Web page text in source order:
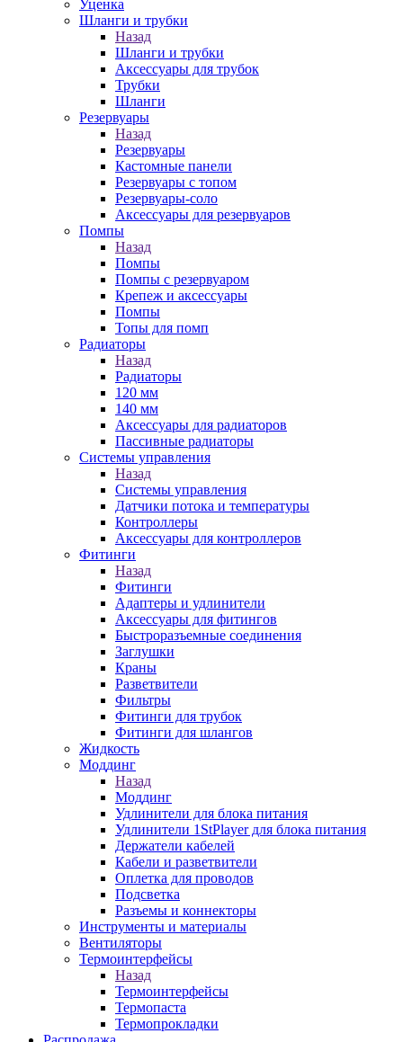
Уценка
Шланги и трубки
Назад
Шланги и трубки
Аксессуары для трубок
Трубки
Шланги
Резервуары
Назад
Резервуары
Кастомные панели
Резервуары с топом
Резервуары-соло
Аксессуары для резервуаров
Помпы
Назад
Помпы
Помпы с резервуаром
Крепеж и аксессуары
Помпы
Топы для помп
Радиаторы
Назад
Радиаторы
120 мм
140 мм
Аксессуары для радиаторов
Пассивные радиаторы
Системы управления
Назад
Системы управления
Датчики потока и температуры
Контроллеры
Аксессуары для контроллеров
Фитинги
Назад
Фитинги
Адаптеры и удлинители
Аксессуары для фитингов
Быстроразъемные соединения
Заглушки
Краны
Разветвители
Фильтры
Фитинги для трубок
Фитинги для шлангов
Жидкость
Моддинг
Назад
Моддинг
Удлинители для блока питания
Удлинители 1StPlayer для блока питания
Держатели кабелей
Кабели и разветвители
Оплетка для проводов
Подсветка
Разъемы и коннекторы
Инструменты и материалы
Вентиляторы
Термоинтерфейсы
Назад
Термоинтерфейсы
Термопаста
Термопрокладки